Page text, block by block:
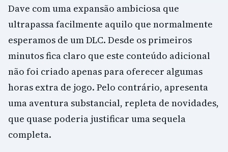
Dave com uma expansão ambiciosa que
ultrapassa facilmente aquilo que normalmente
esperamos de um DLC. Desde os primeiros
minutos fica claro que este conteúdo adicional
não foi criado apenas para oferecer algumas
horas extra de jogo. Pelo contrário, apresenta
uma aventura substancial, repleta de novidades,
que quase poderia justificar uma sequela
completa.